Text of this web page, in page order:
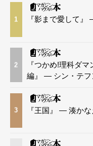
1 『影まで愛して
2
『つかめ!理科ダ
編』 — シン・テフ
3 『王国』 — 湊か